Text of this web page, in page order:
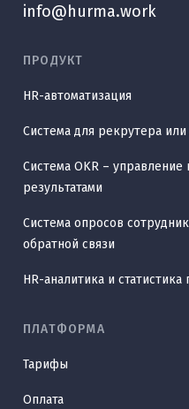
info@hurma.work
ПРОДУКТ
HR-автоматизация
Система для рекрутера или
Система OKR –
результатами
Система опросов
обратной связи
HR-аналитика и
ПЛАТФОРМА
Тарифы
Оплата